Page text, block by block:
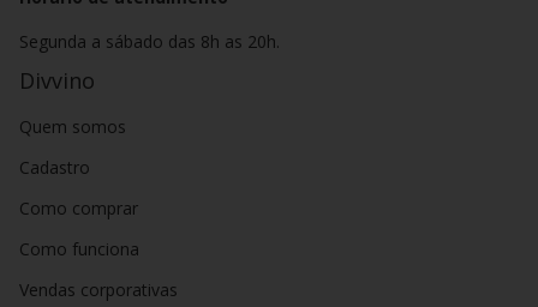
Segunda a sábado das 8h as 20h.
Divvino
Quem somos
Cadastro
Como comprar
Como funciona
Vendas corporativas